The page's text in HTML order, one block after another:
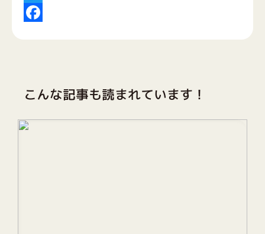
Twitter
こんな記事も読まれています！